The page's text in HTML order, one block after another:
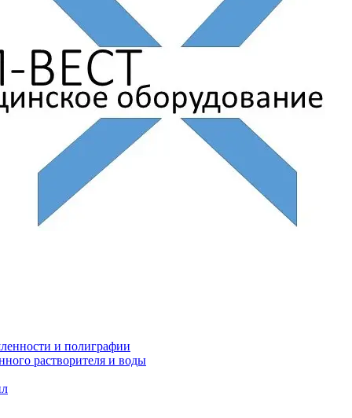
и полиграфии
растворителя и воды